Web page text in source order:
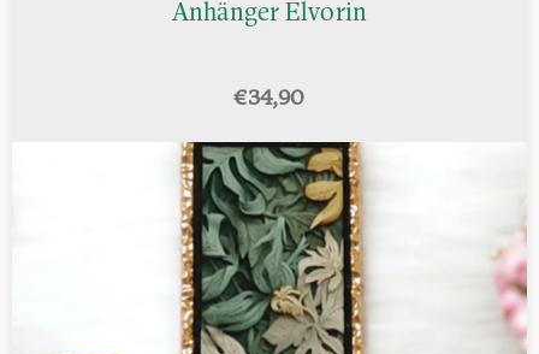
Anhänger Elvorin
€34,90